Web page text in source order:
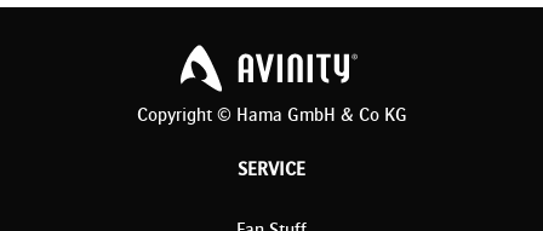
Copyright © Hama GmbH & Co KG
SERVICE